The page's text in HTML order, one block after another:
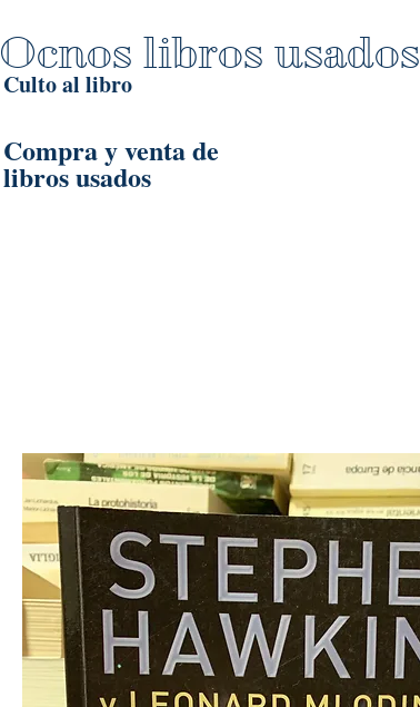
Culto al libro
Compra y venta de
libros usados
Ocnos libros usados